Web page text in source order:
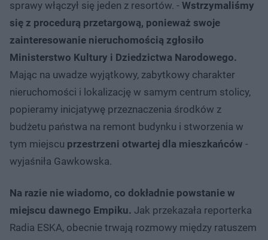
sprawy włączył się jeden z resortów. - Wstrzymaliśmy
się z procedurą przetargową, ponieważ swoje
zainteresowanie nieruchomością zgłosiło
Ministerstwo Kultury i Dziedzictwa Narodowego.
Mając na uwadze wyjątkowy, zabytkowy charakter
nieruchomości i lokalizację w samym centrum stolicy,
popieramy inicjatywę przeznaczenia środków z
budżetu państwa na remont budynku i stworzenia w
tym miejscu przestrzeni otwartej dla mieszkańców -
wyjaśniła Gawkowska.
Na razie nie wiadomo, co dokładnie powstanie w
miejscu dawnego Empiku. Jak przekazała reporterka
Radia ESKA, obecnie trwają rozmowy między ratuszem